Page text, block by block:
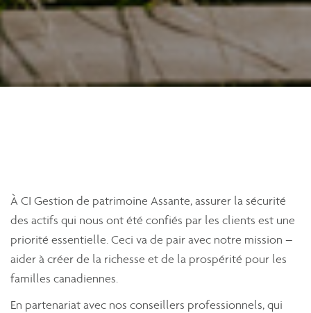
À CI Gestion de patrimoine Assante, assurer la sécurité
des actifs qui nous ont été confiés par les clients est une
priorité essentielle. Ceci va de pair avec notre mission –
aider à créer de la richesse et de la prospérité pour les
familles canadiennes.
En partenariat avec nos conseillers professionnels, qui